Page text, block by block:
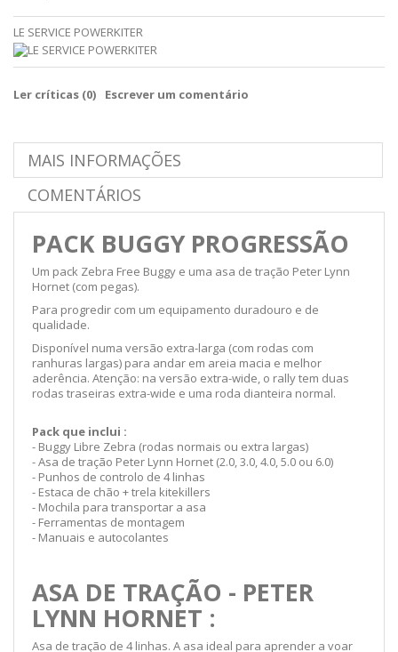
LE SERVICE POWERKITER
Ler críticas (0) Escrever um comentário
MAIS INFORMAÇÕES
COMENTÁRIOS
PACK BUGGY PROGRESSÃO
Um pack Zebra Free Buggy e uma asa de tração Peter Lynn
Hornet (com pegas).
Para progredir com um equipamento duradouro e de
qualidade.
Disponível numa versão extra-larga (com rodas com
ranhuras largas) para andar em areia macia e melhor
aderência. Atenção: na versão extra-wide, o rally tem duas
rodas traseiras extra-wide e uma roda dianteira normal.
Pack que inclui :
- Buggy Libre Zebra (rodas normais ou extra largas)
- Asa de tração Peter Lynn Hornet (2.0, 3.0, 4.0, 5.0 ou 6.0)
- Punhos de controlo de 4 linhas
- Estaca de chão + trela kitekillers
- Mochila para transportar a asa
- Ferramentas de montagem
- Manuais e autocolantes
ASA DE TRAÇÃO - PETER
LYNN HORNET :
Asa de tração de 4 linhas. A asa ideal para aprender a voar